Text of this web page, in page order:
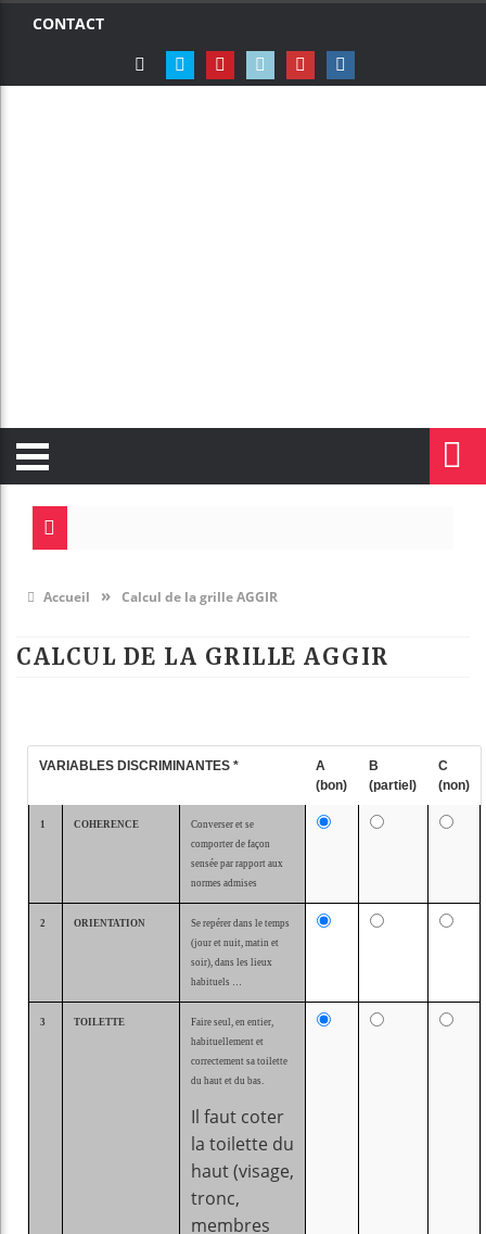
CONTACT
Accueil » Calcul de la grille AGGIR
CALCUL DE LA GRILLE AGGIR
VARIABLES DISCRIMINANTES *
A
(bon)
B
(partiel)
C
(non)
1 COHERENCE
Converser et se
comporter de façon
sensée par rapport aux
normes admises
2 ORIENTATION
Se repérer dans le temps
(jour et nuit, matin et
soir), dans les lieux
habituels …
3 TOILETTE
Faire seul, en entier,
habituellement et
correctement sa toilette
du haut et du bas.
Il faut coter
la toilette du
haut (visage,
tronc,
membres